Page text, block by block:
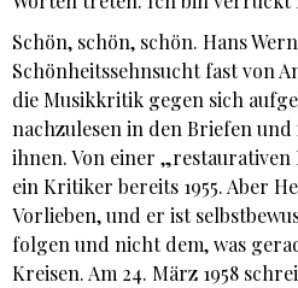
Schön, schön, schön. Hans
Schönheitssehnsucht fast von
die Musikkritik gegen sich
nachzulesen in den Briefen
ihnen. Von einer „restaurativen
ein Kritiker bereits 1955. Aber
Vorlieben, und er ist
folgen und nicht dem, was
Kreisen. Am 24. März 1958